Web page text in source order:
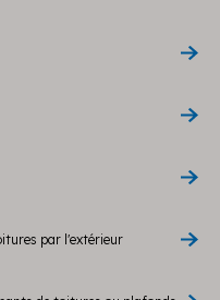
par l'extérieur